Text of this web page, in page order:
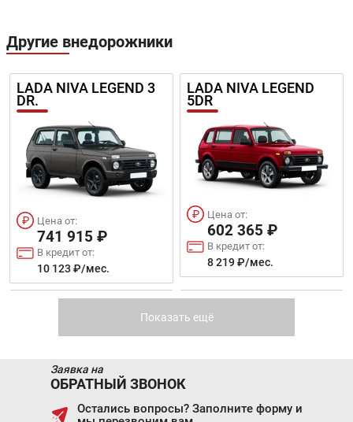
Другие внедорожники
LADA NIVA LEGEND 3
DR.
Цена от:
741 915 ₽
В кредит от:
10 123 ₽/мес.
LADA NIVA LEGEND
5DR
Цена от:
602 365 ₽
В кредит от:
8 219 ₽/мес.
Показать ещё
Заявка на
ОБРАТНЫЙ ЗВОНОК
Остались вопросы? Заполните форму и